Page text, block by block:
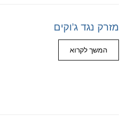
מזרק נגד ג’וקים
המשך לקרוא